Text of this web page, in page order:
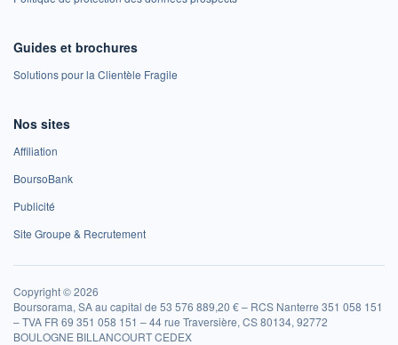
Guides et brochures
Solutions pour la Clientèle Fragile
Nos sites
Affiliation
BoursoBank
Publicité
Site Groupe & Recrutement
Copyright © 2026
Boursorama, SA au capital de 53 576 889,20 € – RCS Nanterre 351 058 151
– TVA FR 69 351 058 151 – 44 rue Traversière, CS 80134, 92772
BOULOGNE BILLANCOURT CEDEX